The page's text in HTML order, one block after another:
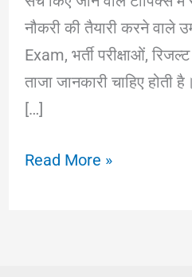
नौकरी की तैयारी करने वाले
Exam, भर्ती परीक्षाओं,
ताजा जानकारी चाहिए
[…]
Sarkari
Read More »